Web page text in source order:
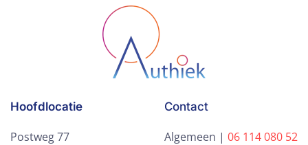
Hoofdlocatie
Postweg 77
Contact
Algemeen | 06 114 080 52